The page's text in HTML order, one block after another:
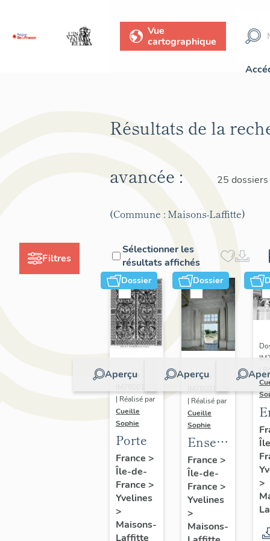
Vue
cartographique
Filtres
Résultats de la
avancée :
25 dossiers
(Commune : Maisons-Laffitte)
Sélectionner les
résultats affichés
Dossier
Aperçu
Dossier
| Réalisé par
Cueille
Sophie
Porte
France >
Île-de-
France >
Yvelines
>
Maisons-
Laffitte
Dossier
Aperçu
Dossier
| Réalisé par
Cueille
Sophie
Ensemble
de bas-
reliefs :
les
Quatre
éléments
France >
Île-de-
France >
Yvelines
>
Maisons-
|
>